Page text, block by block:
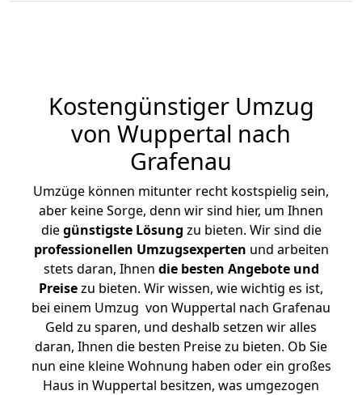
Kostengünstiger Umzug
von Wuppertal nach
Grafenau
Umzüge können mitunter recht kostspielig sein,
aber keine Sorge, denn wir sind hier, um Ihnen
diegünstigste Lösung zu bieten. Wir sind die
professionellen Umzugsexperten und arbeiten
stets daran, Ihnen die besten Angebote und
Preisezu bieten. Wir wissen, wie wichtig es ist,
bei einem Umzug von Wuppertal nach Grafenau
Geld zu sparen, und deshalb setzen wir alles
daran, Ihnen die besten Preise zu bieten. Ob Sie
nun eine kleine Wohnung haben oder ein großes
Haus in Wuppertal besitzen, was umgezogen